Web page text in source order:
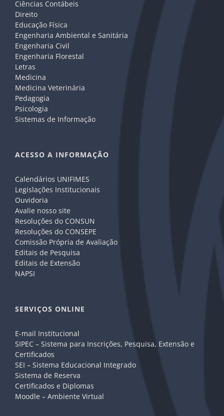
Ciências Contábeis
Direito
Educação Física
Engenharia Ambiental e Sanitária
Engenharia Civil
Engenharia Florestal
Letras
Medicina
Medicina Veterinária
Pedagogia
Psicologia
Sistemas de Informação
ACESSO A INFORMAÇÃO
Calendários UNIFIMES
Legislações Institucionais
Ouvidoria
Avalie nosso site
Resoluções do CONSUN
Resoluções do CONSEPE
Comissão Própria de Avaliação
Editais de Pesquisa
Editais de Extensão
NAPSI
SERVIÇOS ONLINE
E-mail Institucional
SIPEC – Sistema para Inscrições, Pesquisa, Extensão e
Certificados
SEI – Sistema Educacional Integrado
Sistema de Reserva
Certificados e Diplomas
Moodle – Ambiente Virtual